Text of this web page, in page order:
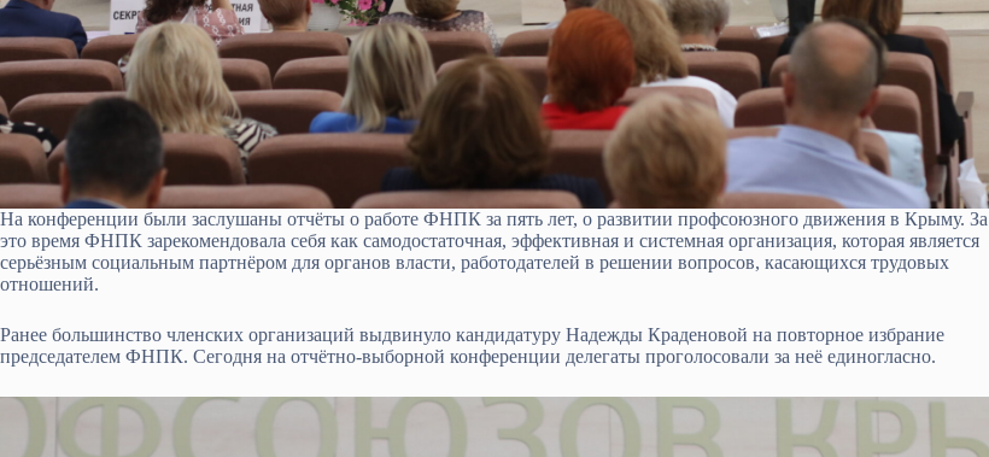
На конференции были заслушаны отчёты о работе ФНПК за пять лет, о развитии профсоюзного движения в Крыму. За
это время ФНПК зарекомендовала себя как самодостаточная, эффективная и системная организация, которая является
серьёзным социальным партнёром для органов власти, работодателей в решении вопросов, касающихся трудовых
отношений.
Ранее большинство членских организаций выдвинуло кандидатуру Надежды Краденовой на повторное избрание
председателем ФНПК. Сегодня на отчётно-выборной конференции делегаты проголосовали за неё единогласно.